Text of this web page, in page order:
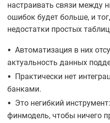
настраивать связи между
ошибок будет больше, и
недостатки простых
• Автоматизация в них
актуальность данных
•
Практически нет
банками.
• Это негибкий
финмодель, чтобы ничего